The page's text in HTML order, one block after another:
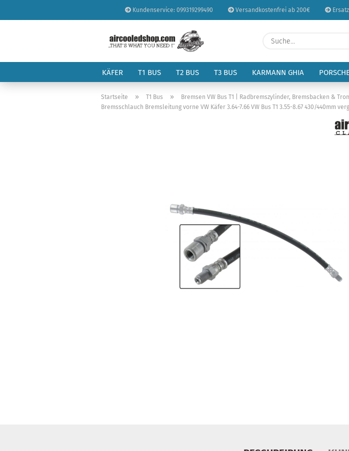
Kundenservice: 099319299490 Versandkostenfrei ab 200€
KÄFER T1 BUS T2 BUS T3 BUS KARMANN GHIA
Startseite » T1 Bus » Bremsen VW Bus T1 | Radbremszylinder, Bremsbacken &
Bremsschlauch Bremsleitung vorne VW Käfer 3.64-7.66 VW Bus T1 3.55-8.67 430/440mm vergl.